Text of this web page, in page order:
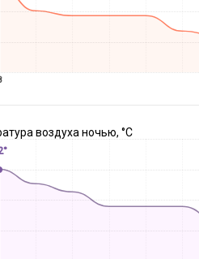
воздуха ночью, °C